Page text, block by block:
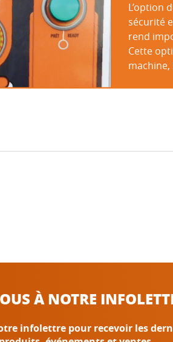
L’option
sécurité
rend
Cette
machine,
À NOTRE
infolettre pour recevoir les